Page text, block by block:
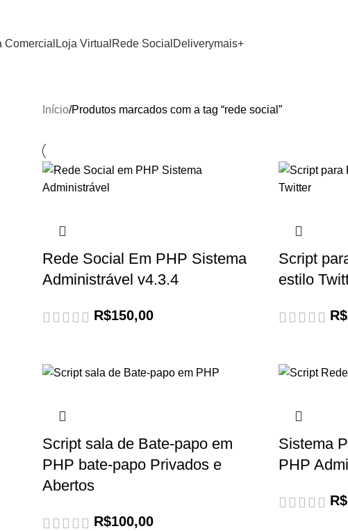
Comercial Loja Virtual Rede Social Deliverymais+
Início Produtos marcados com a tag “rede social”
Rede Social Em PHP Sistema
Administrável v4.3.4
R$150,00
Script
estilo
R$
Script sala de Bate-papo em
PHP bate-papo Privados e
Abertos
R$100,00
Sistema
PHP
R$